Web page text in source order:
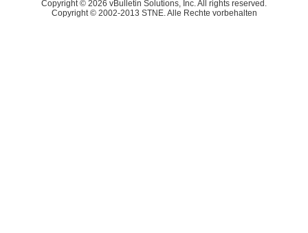
Copyright © 2026 vBulletin Solutions, Inc. All rights reserved.
Copyright © 2002-2013 STNE. Alle Rechte vorbehalten